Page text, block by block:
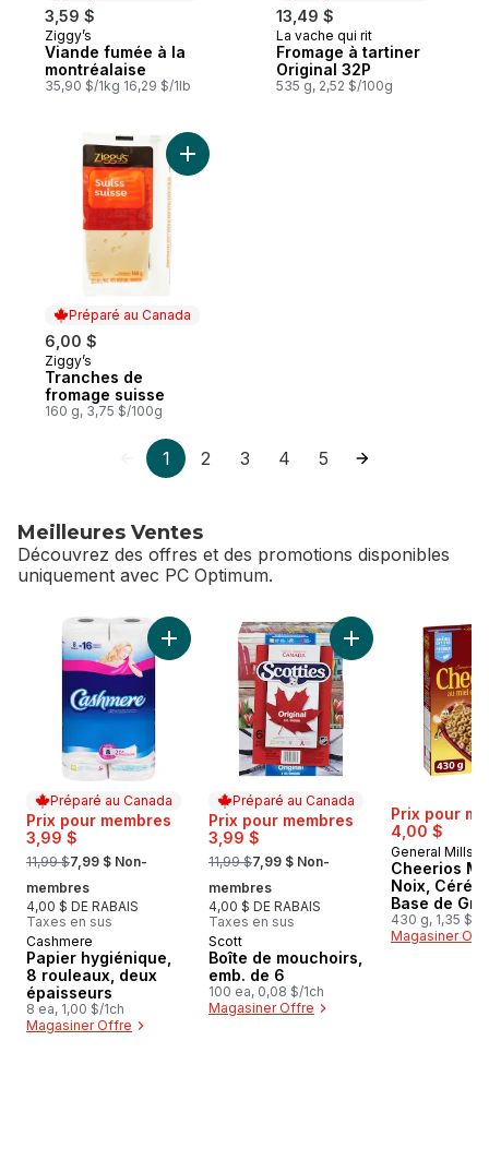
3,59 $
Préparé au Canada
Ziggy’s
Viande fumée à la
montréalaise
35,90 $/1kg 16,29 $/1lb
13,49 $
Préparé au Canada
La vache qui rit
Fromage à tartiner
Original 32P
535 g, 2,52 $/100g
Préparé au Canada
6,00 $
Préparé au Canada
Ziggy’s
Tranches de
fromage suisse
160 g, 3,75 $/100g
Ajouter Tranches de fromage suisse au
1 2 3 4 5
Meilleures Ventes
Découvrez des offres et des promotions disponibles
uniquement avec PC Optimum.
sauter Meilleures Ventes
Préparé au Canada
Prix pour membres
3,99 $
, formerly:
11,99 $7,99 $ Non-
membres
4,00 $ DE RABAIS
Taxes en sus
Préparé au Canada
Cashmere
Papier hygiénique,
8 rouleaux, deux
épaisseurs
8 ea, 1,00 $/1ch
Magasiner Offre
Ajouter Papier hygiénique, 8 rouleaux,
Préparé au Canada
Prix pour membres
3,99 $
, formerly:
11,99 $7,99 $ Non-
membres
4,00 $ DE RABAIS
Taxes en sus
Préparé au Canada
Scott
Boîte de mouchoirs,
emb. de 6
100 ea, 0,08 $/1ch
Magasiner Offre
Ajouter Boîte de
Prix pour
4,00 $
General Mills
Cheerios
Noix,
Base de
Entiers
430 g, 1,35 $/
Magasiner